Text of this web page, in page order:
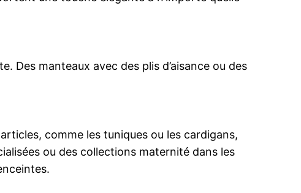
Des manteaux avec des plis d’aisance ou des
comme les tuniques ou les cardigans,
ou des collections maternité dans les